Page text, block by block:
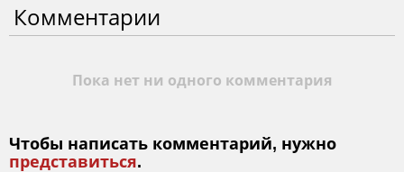
Комментарии
Пока нет ни одного комментария
Чтобы написать комментарий, нужно
представиться.